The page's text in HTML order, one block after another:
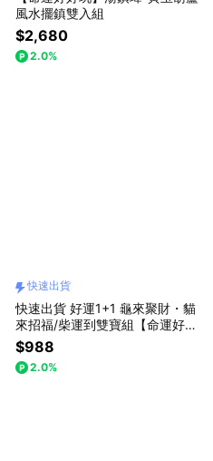
風水擺鎮雙入組
$2,680
2.0%
快速出貨
快速出貨 好運1+1 龜來聚財・貓
來招福/柴運到雙寶組【命運好好
玩】金錢龜來聚寶鎮+好運敲敲
來/財氣敲敲來(兩款任選)
$988
2.0%